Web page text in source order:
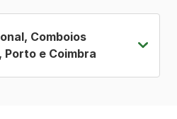
Comboios
Porto e Coimbra